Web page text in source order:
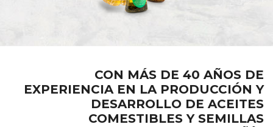
CON MÁS DE 40 AÑOS DE
EXPERIENCIA EN LA PRODUCCIÓN Y
DESARROLLO DE ACEITES
COMESTIBLES Y SEMILLAS